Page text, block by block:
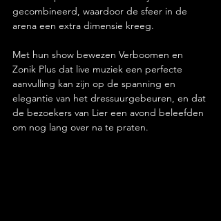
gecombineerd, waardoor de sfeer in de
arena een extra dimensie kreeg.
Met hun show bewezen Verboomen en
Zonik Plus dat live muziek een perfecte
aanvulling kan zijn op de spanning en
elegantie van het dressuurgebeuren, en dat
de bezoekers van Lier een avond beleefden
om nog lang over na te praten.